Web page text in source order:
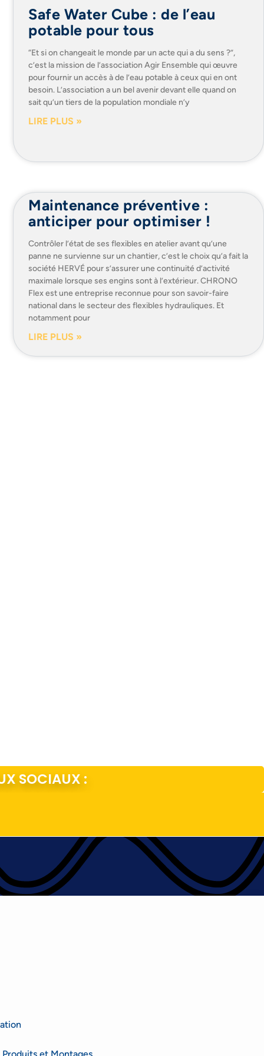
Safe Water Cube : de l’eau
potable pour tous
“Et si on changeait le monde par un acte qui a du sens ?”,
c’est la mission de l’association Agir Ensemble qui œuvre
pour fournir un accès à de l’eau potable à ceux qui en ont
besoin. L’association a un bel avenir devant elle quand on
sait qu’un tiers de la population mondiale n’y
LIRE PLUS »
Maintenance préventive :
anticiper pour optimiser !
Contrôler l’état de ses flexibles en atelier avant qu’une
panne ne survienne sur un chantier, c’est le choix qu’a fait la
société HERVÉ pour s’assurer une continuité d’activité
maximale lorsque ses engins sont à l’extérieur. CHRONO
Flex est une entreprise reconnue pour son savoir-faire
national dans le secteur des flexibles hydrauliques. Et
notamment pour
LIRE PLUS »
SOCIAUX :
et Montages